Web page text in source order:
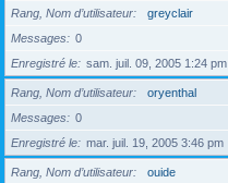
Rang, Nom d’utilisateur
greyclair
Messages
0
Enregistré le
sam. juil. 09, 2005 1:24 pm
Rang, Nom d’utilisateur
oryenthal
Messages
0
Enregistré le
mar. juil. 19, 2005 3:46 pm
Rang, Nom d’utilisateur
ouide